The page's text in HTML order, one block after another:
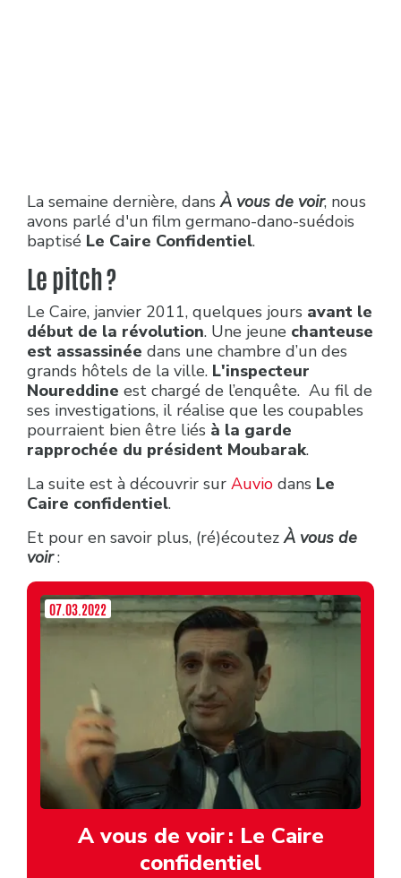
La semaine dernière, dansÀ vous de voir, nous
avons parlé d'un film germano-dano-suédois
baptisé Le Caire Confidentiel.
Le pitch ?
Le Caire, janvier 2011, quelques jours avant le
début de la révolution. Une jeune chanteuse
est assassinée dans une chambre d’un des
grands hôtels de la ville. L'inspecteur
Noureddine est chargé de l’enquête. Au fil de
ses investigations, il réalise que les coupables
pourraient bien être liés à la garde
rapprochée du président Moubarak.
La suite est à découvrir sur Auvio dans Le
Caire confidentiel.
Et pour en savoir plus, (ré)écoutez À vous de
voir :
07.03.2022
A vous de voir : Le Caire
confidentiel